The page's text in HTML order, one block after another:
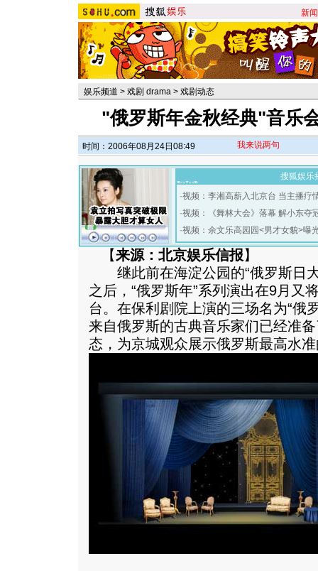
新闻
娱乐频道 > 戏剧 drama > 戏剧动态
"俄罗斯年金秋经典"音乐
时间：2006年08月24日08:49 我来说两句
搜狐娱乐
·视频：李湘高薪入北京台 当主播疗
·视频：《舞林大会》落幕 解小东夺
·视频：余文乐高园园<男才女貌>曝
【来源：北京娱乐信报】
继此前在海淀公园的“俄罗斯日
之后，“俄罗斯年”系列演出在9月又
台。在保利剧院上演的三场名为“俄
来自俄罗斯的古典音乐家们已经准
态，为京城观众展示俄罗斯最高水